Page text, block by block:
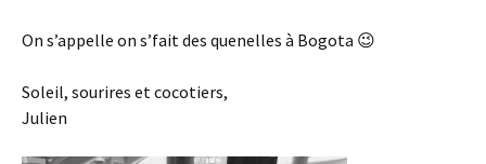
On s’appelle on s’fait des quenelles à Bogota 😉
Soleil, sourires et cocotiers,
Julien